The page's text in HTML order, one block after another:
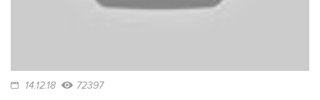
14.12.18 72397